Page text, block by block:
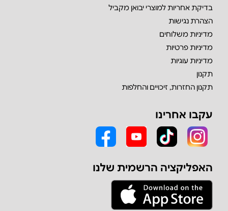
בדיקת אחריות למוצרי יבואן מקביל
הצהרת נגישות
מדיניות משלוחים
מדיניות פרטיות
מדיניות עוגיות
תקנון
תקנון החזרות, זיכויים והחלפות
עקבו אחרינו
האפליקציה הרשמית שלנו